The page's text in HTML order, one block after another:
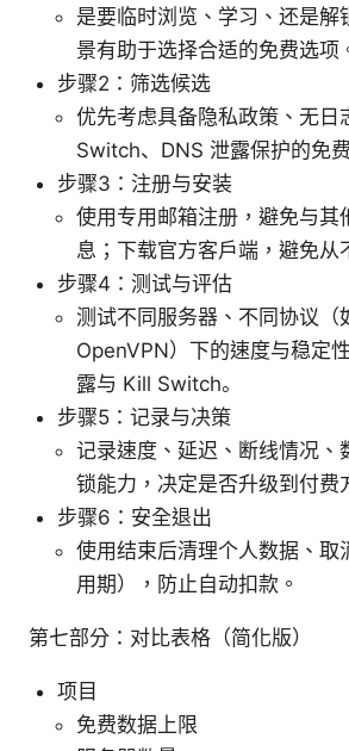
是要临时浏览、学习、还是解
景有助于选择合适的免费选项
步骤2：筛选候选
优先考虑具备隐私政策、无日
Switch、DNS 泄露保护的免
步骤3：注册与安装
使用专用邮箱注册，避免与其
息；下载官方客户端，避免从
步骤4：测试与评估
测试不同服务器、不同协议
OpenVPN）下的速度与稳定
露与 Kill Switch。
步骤5：记录与决策
记录速度、延迟、断线情况、
锁能力，决定是否升级到付费
步骤6：安全退出
使用结束后清理个人数据、取
用期），防止自动扣款。
第七部分：对比表格（简化版）
项目
免费数据上限